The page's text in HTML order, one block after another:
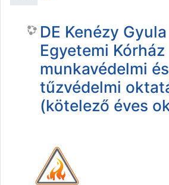
DE Kenézy Gyula
Egyetemi Kórház
munkavédelmi és
tűzvédelmi
(kötelező éves